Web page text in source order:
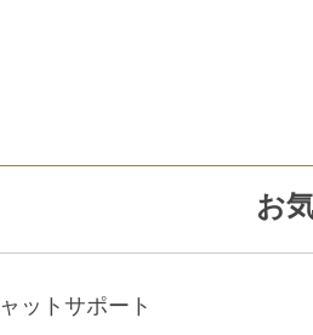
お
ットサポート